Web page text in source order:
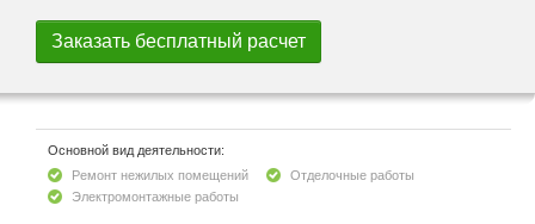
Основной вид деятельности:
Ремонт нежилых помещений
Отделочные работы
Электромонтажные работы